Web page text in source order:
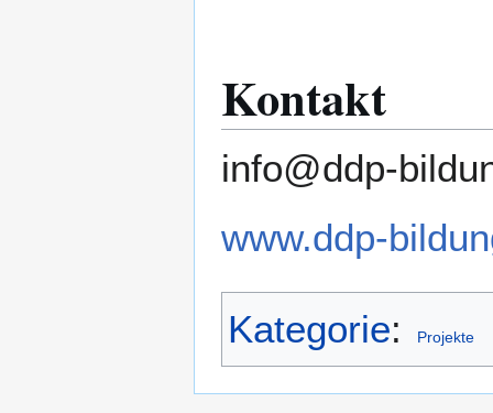
Kontakt
info@ddp-
www.ddp-
Kategorie: Projekte